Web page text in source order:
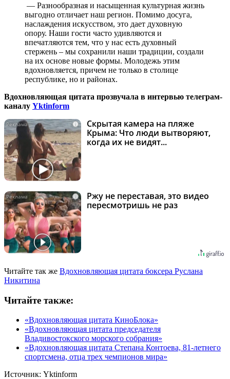
— Разнообразная и насыщенная культурная жизнь
выгодно отличает наш регион. Помимо досуга,
наслаждения искусством, это дает духовную
опору. Наши гости часто удивляются и
впечатляются тем, что у нас есть духовный
стержень – мы сохранили наши традиции, создали
на их основе новые формы. Молодежь этим
вдохновляется, причем не только в столице
республике, но и районах.
Вдохновляющая цитата прозвучала в интервью телеграм-
каналу Yktinform
i
Скрытая камера на пляже
Крыма: Что люди вытворяют,
когда их не видят...
i
Ржу не переставая, это видео
пересмотришь не раз
Читайте так же Вдохновляющая цитата боксера Руслана
Никитина
Читайте также:
«Вдохновляющая цитата КиноБлока»
«Вдохновляющая цитата председателя
Владивостокского морского собрания»
«Вдохновляющая цитата Степана Контоева, 81-летнего
спортсмена, отца трех чемпионов мира»
Источник: Yktinform